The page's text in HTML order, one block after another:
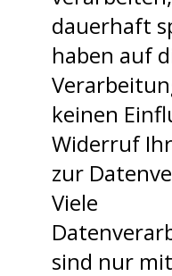
dauerhaft
haben auf
keinen
Widerruf
zur
Viele
sind nur